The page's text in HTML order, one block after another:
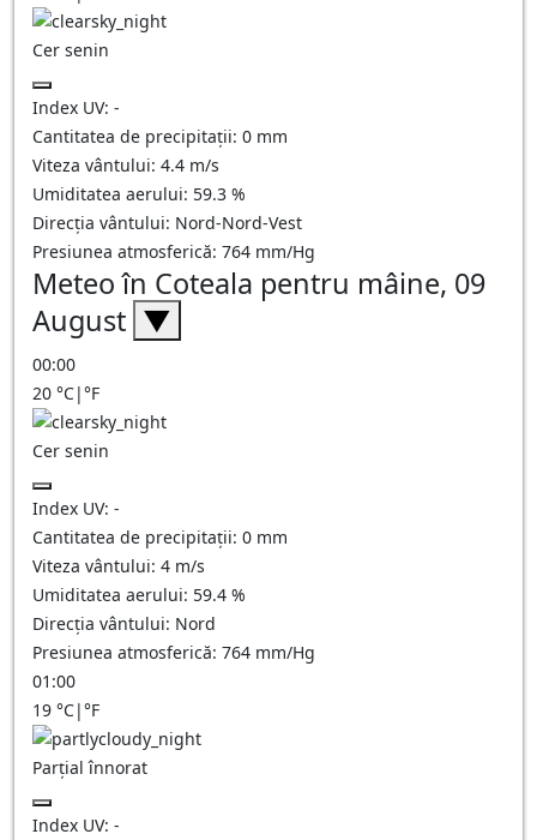
Cer senin
Index UV: -
Cantitatea de precipitații: 0 mm
Viteza vântului: 4.4 m/s
Umiditatea aerului: 59.3 %
Direcția vântului: Nord-Nord-Vest
Presiunea atmosferică: 764 mm/Hg
Meteo în Coteala pentru mâine, 09
August ▼
00:00
20 °C|°F
Cer senin
Index UV: -
Cantitatea de precipitații: 0 mm
Viteza vântului: 4 m/s
Umiditatea aerului: 59.4 %
Direcția vântului: Nord
Presiunea atmosferică: 764 mm/Hg
01:00
19 °C|°F
Parțial înnorat
Index UV: -